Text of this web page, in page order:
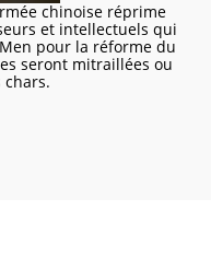
chinoise réprime
et intellectuels qui
pour la réforme du
seront mitraillées ou
chars.